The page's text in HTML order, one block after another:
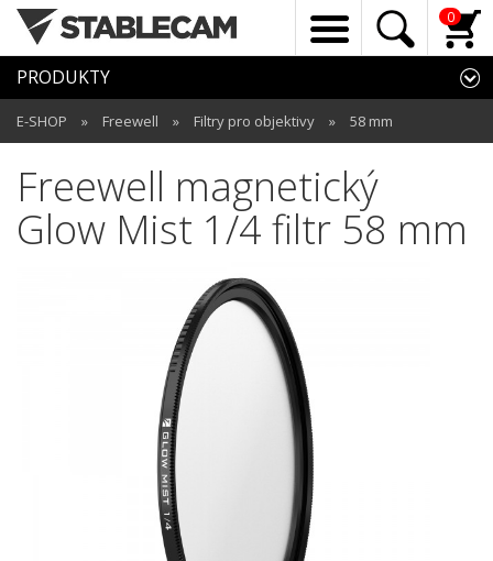
0
PRODUKTY
E-SHOP » Freewell » Filtry pro objektivy » 58 mm
Freewell magnetický
Glow Mist 1/4 filtr 58 mm